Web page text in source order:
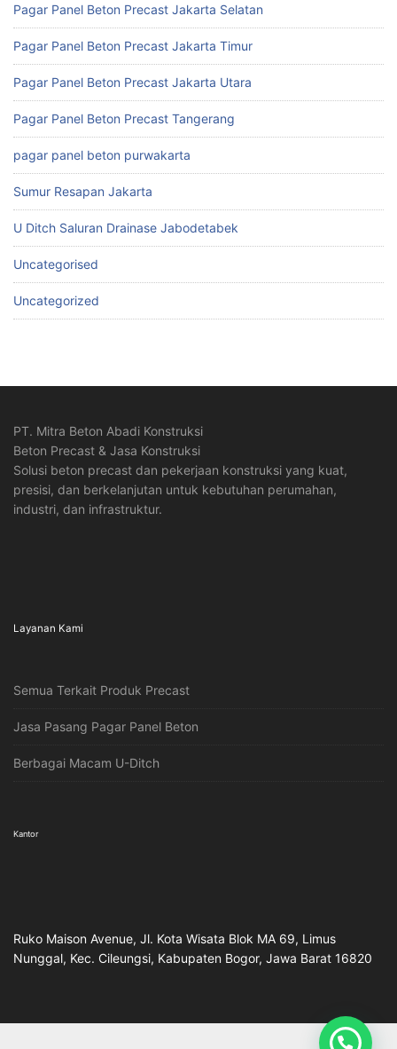
Pagar Panel Beton Precast Jakarta Selatan
Pagar Panel Beton Precast Jakarta Timur
Pagar Panel Beton Precast Jakarta Utara
Pagar Panel Beton Precast Tangerang
pagar panel beton purwakarta
Sumur Resapan Jakarta
U Ditch Saluran Drainase Jabodetabek
Uncategorised
Uncategorized
PT. Mitra Beton Abadi Konstruksi
Beton Precast & Jasa Konstruksi
Solusi beton precast dan pekerjaan konstruksi yang kuat,
presisi, dan berkelanjutan untuk kebutuhan perumahan,
industri, dan infrastruktur.
Layanan Kami
Semua Terkait Produk Precast
Jasa Pasang Pagar Panel Beton
Berbagai Macam U-Ditch
Kantor
Ruko Maison Avenue, Jl. Kota Wisata Blok MA 69, Limus
Nunggal, Kec. Cileungsi, Kabupaten Bogor, Jawa Barat 16820